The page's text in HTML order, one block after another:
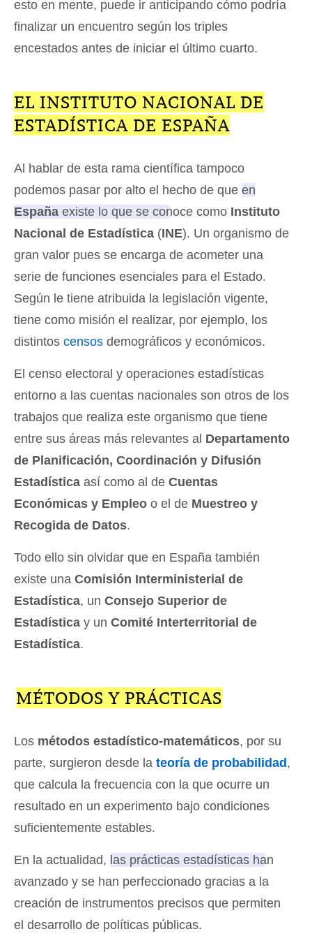
esto en mente, puede ir anticipando cómo podría
finalizar un encuentro según los triples
encestados antes de iniciar el último cuarto.
EL INSTITUTO NACIONAL DE
ESTADÍSTICA DE ESPAÑA
Al hablar de esta rama científica tampoco
podemos pasar por alto el hecho de que en
España existe lo que se conoce como Instituto
Nacional de Estadística (INE). Un organismo de
gran valor pues se encarga de acometer una
serie de funciones esenciales para el Estado.
Según le tiene atribuida la legislación vigente,
tiene como misión el realizar, por ejemplo, los
distintos censos demográficos y económicos.
El censo electoral y operaciones estadísticas
entorno a las cuentas nacionales son otros de los
trabajos que realiza este organismo que tiene
entre sus áreas más relevantes al Departamento
de Planificación, Coordinación y Difusión
Estadística así como al de Cuentas
Económicas y Empleo o el de Muestreo y
Recogida de Datos.
Todo ello sin olvidar que en España también
existe una Comisión Interministerial de
Estadística, un Consejo Superior de
Estadística y un Comité Interterritorial de
Estadística.
MÉTODOS Y PRÁCTICAS
Los métodos estadístico-matemáticos, por su
parte, surgieron desde la teoría de probabilidad,
que calcula la frecuencia con la que ocurre un
resultado en un experimento bajo condiciones
suficientemente estables.
En la actualidad, las prácticas estadísticas han
avanzado y se han perfeccionado gracias a la
creación de instrumentos precisos que permiten
el desarrollo de políticas públicas.